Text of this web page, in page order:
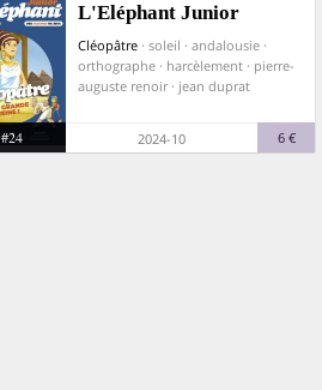
L'Eléphant Junior
Cléopâtre · soleil · andalousie ·
orthographe · harcèlement · pierre-
auguste renoir · jean duprat
#24 2024-10 6 €